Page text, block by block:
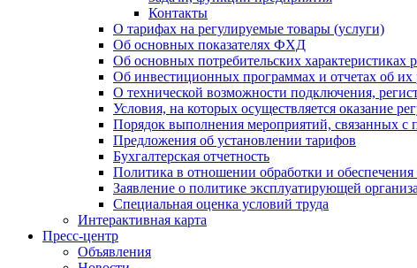
Контакты
О тарифах на регулируемые товары (услуги)
Об основных показателях ФХД
Об основных потребительских характеристиках
Об инвестиционных программах и отчетах об их
О технической возможности подключения,
Условия, на которых осуществляется оказание
Порядок выполнения мероприятий, связанных с
Предложения об установлении тарифов
Бухгалтерская отчетность
Политика в отношении обработки и
Заявление о политике эксплуатирующей
Специальная оценка условий труда
Интерактивная карта
Пресс-центр
Объявления